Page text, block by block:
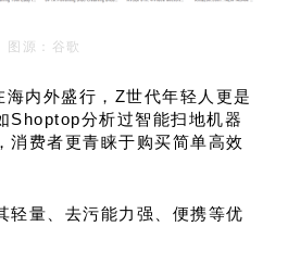
图源：谷歌
海内外盛行，Z世代年轻人更是
Shoptop分析过智能扫地机器
消费者更青睐于购买简单高效
轻量、去污能力强、便携等优